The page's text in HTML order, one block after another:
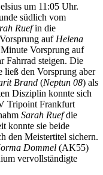
um 11:05 Uhr.
südlich vom
Ruefin die
auf Helena
Vorsprung auf
Fahrrad steigen. Die
ließ den Vorsprung aber
Brand (Neptun 08) als
Disziplin konnte sich
Tripoint Frankfurt
Sarah Ruefdie
konnte sie beide
den Meistertitel sichern.
Dommel (AK55)
vervollständigte